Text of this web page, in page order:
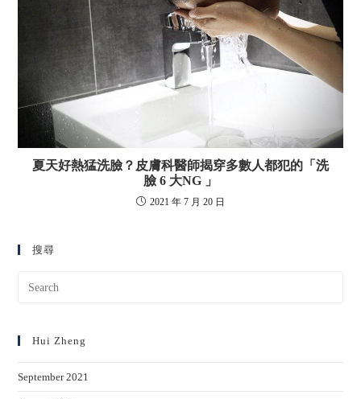
夏天好熱猛洗臉？皮膚科醫師揭穿多數人都犯的「洗
臉 6 大NG 」
2021 年 7 月 20 日
搜尋
Hui Zheng
September 2021